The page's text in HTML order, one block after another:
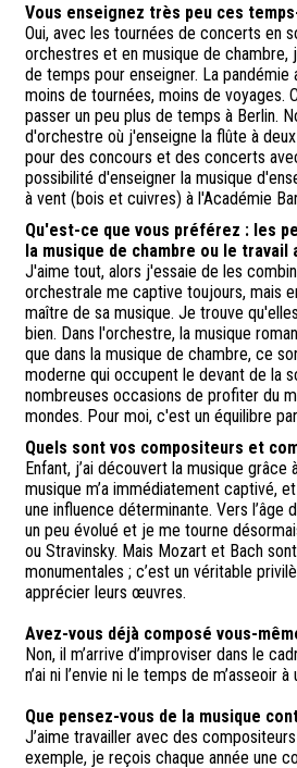
Vous enseignez très peu ces
Oui, avec les tournées de concerts en
orchestres et en musique de chambre,
de temps pour enseigner. La pandémie
moins de tournées, moins de voyages.
passer un peu plus de temps à Berlin.
d'orchestre où j'enseigne la flûte à
pour des concours et des concerts
possibilité d'enseigner la musique
à vent (bois et cuivres) à l'Académie
Qu'est-ce que vous préférez : les
la musique de chambre ou le travail
J'aime tout, alors j'essaie de les
orchestrale me captive toujours, mais
maître de sa musique. Je trouve
bien. Dans l'orchestre, la musique
que dans la musique de chambre, ce
moderne qui occupent le devant de la
nombreuses occasions de profiter du
mondes. Pour moi, c'est un équilibre
Quels sont vos compositeurs et
Enfant, j’ai découvert la musique grâce
musique m’a immédiatement captivé,
une influence déterminante. Vers l’âge
un peu évolué et je me tourne
ou Stravinsky. Mais Mozart et Bach
monumentales ; c’est un véritable
apprécier leurs œuvres.
Avez-vous déjà composé vous-
Non, il m’arrive d’improviser dans le
n’ai ni l’envie ni le temps de m’asseoir à
Que pensez-vous de la musique
J’aime travailler avec des
exemple, je reçois chaque année une